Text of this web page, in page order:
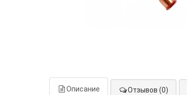
Описание Отзывов (0)